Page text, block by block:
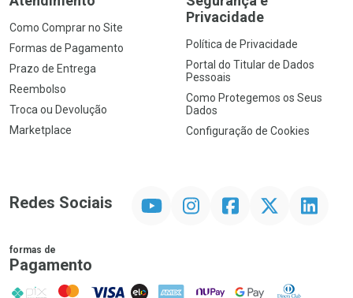
Como Comprar no Site
Formas de Pagamento
Prazo de Entrega
Reembolso
Troca ou Devolução
Marketplace
Privacidade
Política de Privacidade
Portal do Titular de Dados
Pessoais
Como Protegemos os Seus
Dados
Configuração de Cookies
Redes Sociais InstagramFacebookTwitter Linkedin
formas de
Pagamento
PIX MasterCard
VISA ELO AMEX NuPay Google PayDiners Club